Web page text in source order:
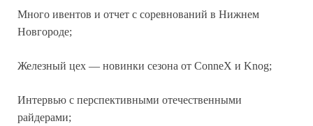
Много ивентов и отчет с соревнований в Нижнем
Новгороде;
Железный цех — новинки сезона от ConneX и Knog;
Интервью с перспективными отечественными
райдерами;